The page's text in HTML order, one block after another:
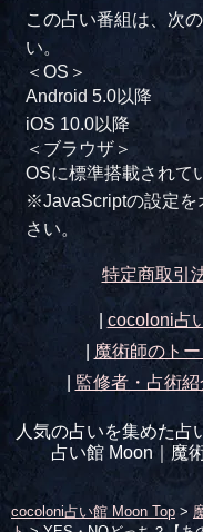
この占い番組は、次
い。
＜OS＞
Android 5.0以降
iOS 10.0以降
＜ブラウザ＞
OSに標準搭載されて
※JavaScriptの設定を
さい。
特定商取引
cocoloni占
魔術師のト
監修者・占術紹
人気の占いを集めた占
占い館 Moon｜ 魔
cocoloni占い館 Moon Top >